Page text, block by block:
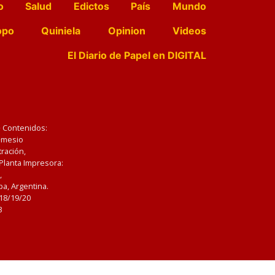
Salud Edictos País
Mundo
Quiniela Opinion
Videos
El Diario de Papel en DIGITAL
Impresora:
Argentina.
19/20